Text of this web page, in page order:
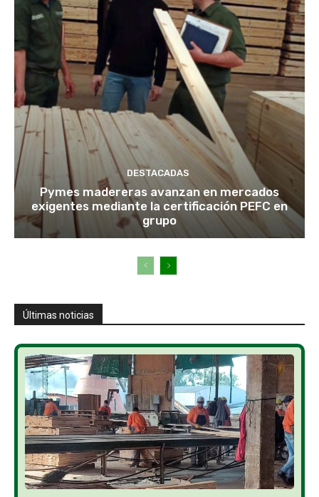
DESTACADAS
Pymes madereras avanzan en mercados
exigentes mediante la certificación PEFC en
grupo
Últimas noticias